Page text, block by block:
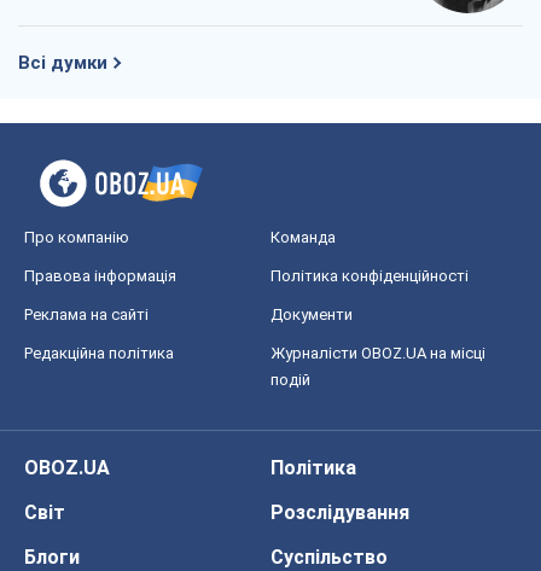
Всі думки
Про компанію Команда
Правова інформація Політика конфіденційності
Реклама на сайті Документи
Редакційна політика
Журналісти OBOZ.UA на місці
подій
OBOZ.UA
Політика
Світ
Розслідування
Блоги
Суспільство